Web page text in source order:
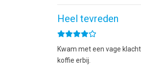
Heel tevreden
Kwam met een vage
koffie erbij.